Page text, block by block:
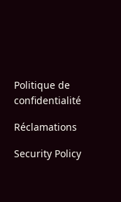
Politique de
confidentialité
Réclamations
Security Policy